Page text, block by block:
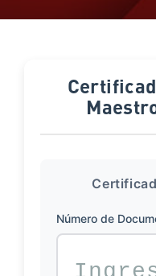
Certificados - Diplomado
Número de